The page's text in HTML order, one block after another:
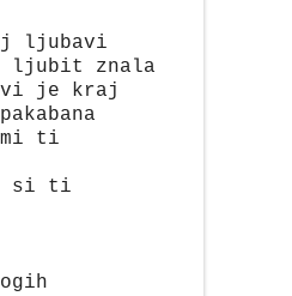
ljubavi
ljubit znala
je kraj
mi ti
si ti